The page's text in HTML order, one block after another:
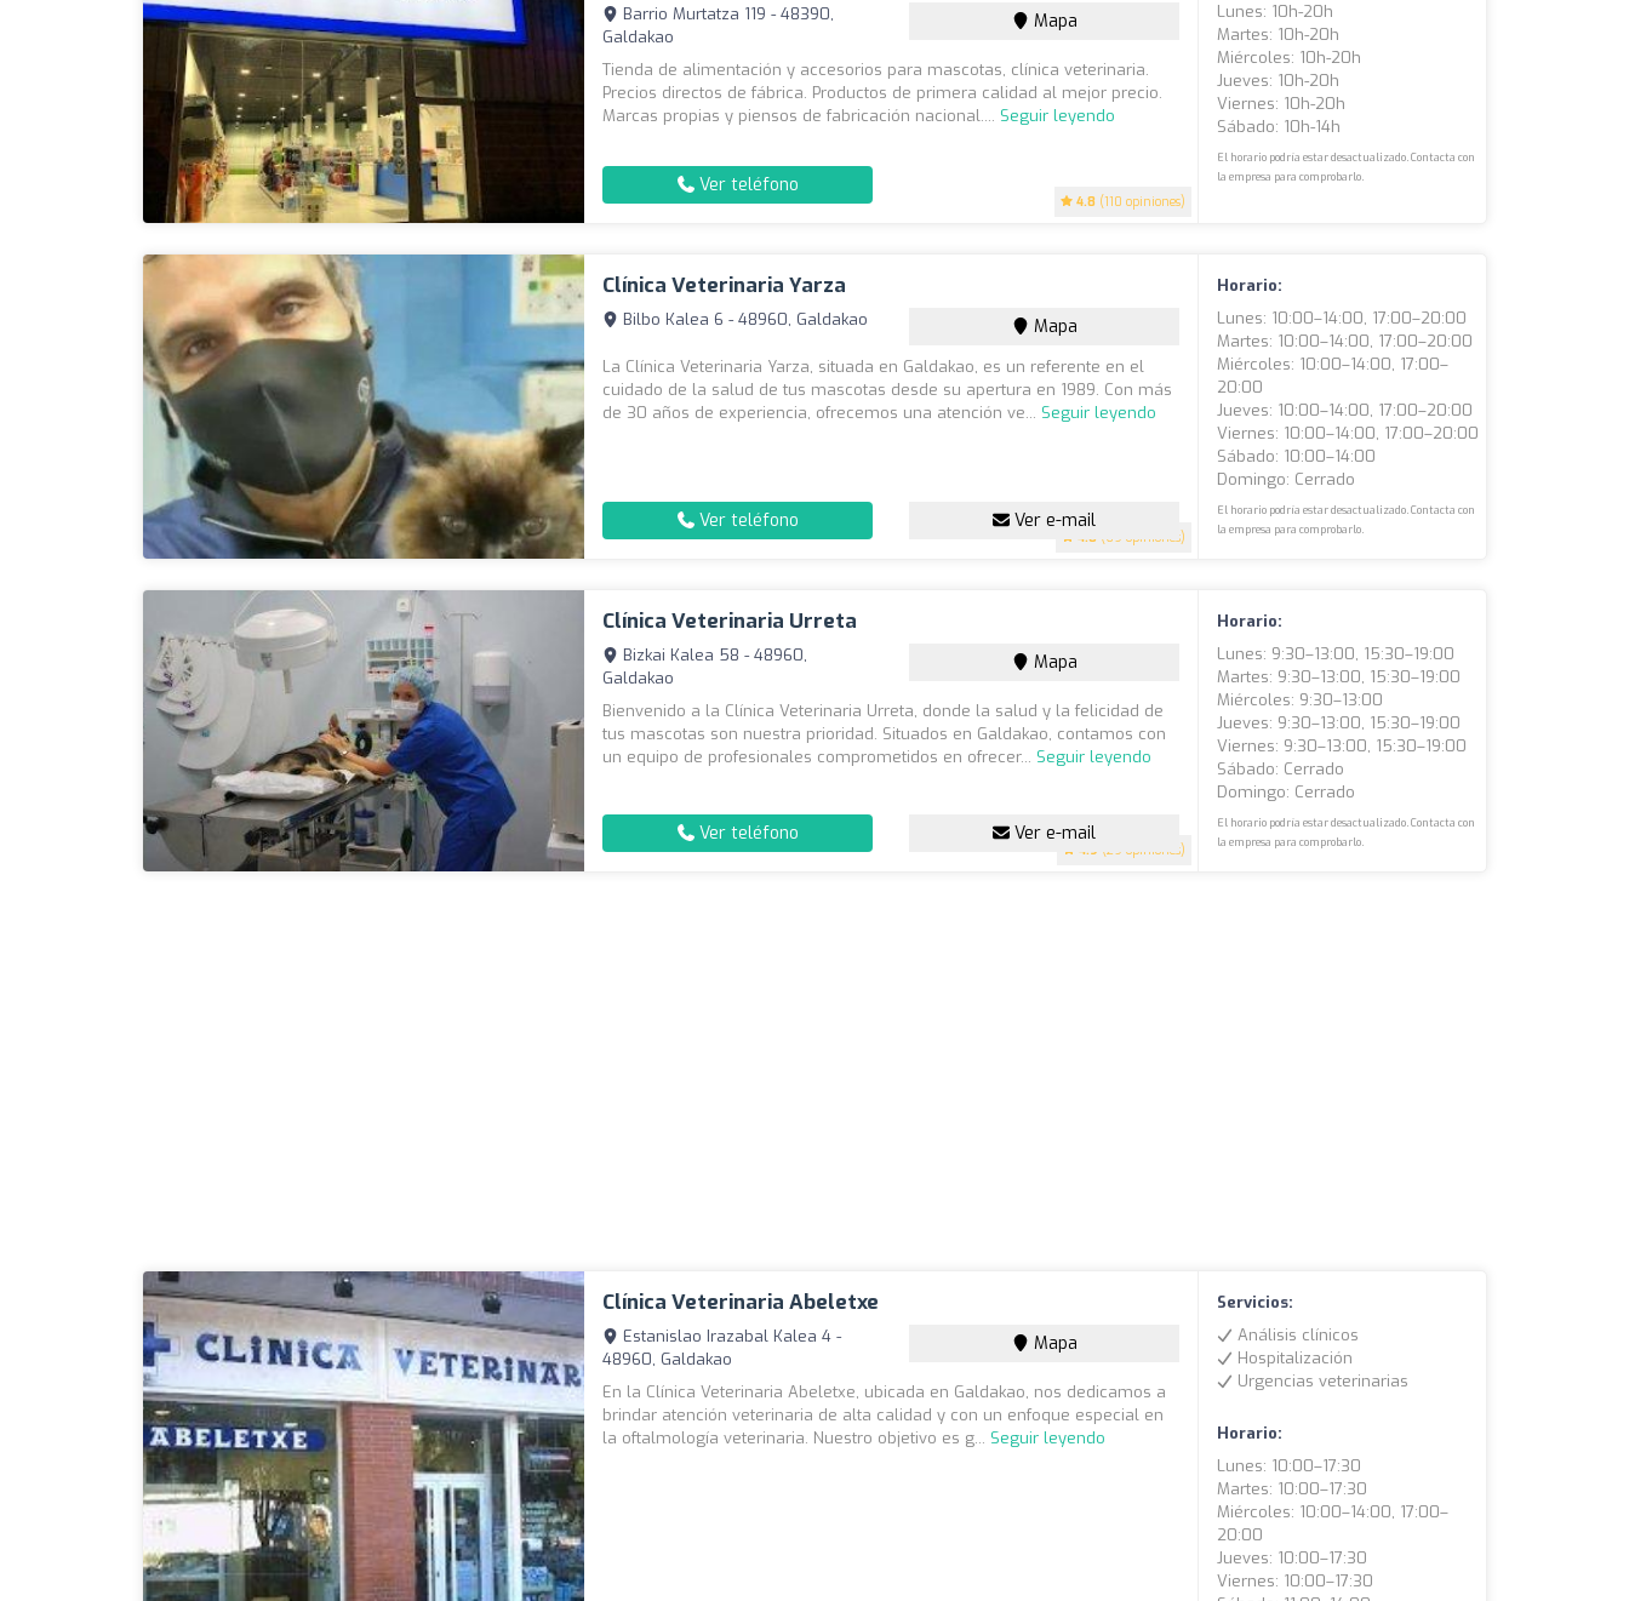
4.8 (110 opiniones)
Barrio Murtatza 119 - 48390,
Galdakao
Mapa
Tienda de alimentación y accesorios para mascotas, clínica veterinaria.
Precios directos de fábrica. Productos de primera calidad al mejor precio.
Marcas propias y piensos de fabricación nacional.... Seguir leyendo
Ver teléfono
Lunes: 10h-20h
Martes: 10h-20h
Miércoles: 10h-20h
Jueves: 10h-20h
Viernes: 10h-20h
Sábado: 10h-14h
El horario podría estar desactualizado. Contacta con
la empresa para comprobarlo.
Clínica Veterinaria Yarza
4.8 (69 opiniones)
Bilbo Kalea 6 - 48960, Galdakao Mapa
La Clínica Veterinaria Yarza, situada en Galdakao, es un referente en el
cuidado de la salud de tus mascotas desde su apertura en 1989. Con más
de 30 años de experiencia, ofrecemos una atención ve... Seguir leyendo
Ver teléfono Ver e-mail
Horario:
Lunes: 10:00–14:00, 17:00–20:00
Martes: 10:00–14:00, 17:00–20:00
Miércoles: 10:00–14:00, 17:00–
20:00
Jueves: 10:00–14:00, 17:00–20:00
Viernes: 10:00–14:00, 17:00–20:00
Sábado: 10:00–14:00
Domingo: Cerrado
El horario podría estar desactualizado. Contacta con
la empresa para comprobarlo.
Clínica Veterinaria Urreta
4.9 (29 opiniones)
Bizkai Kalea 58 - 48960,
Galdakao
Mapa
Bienvenido a la Clínica Veterinaria Urreta, donde la salud y la felicidad de
tus mascotas son nuestra prioridad. Situados en Galdakao, contamos con
un equipo de profesionales comprometidos en ofrecer... Seguir leyendo
Ver teléfono Ver e-mail
Horario:
Lunes: 9:30–13:00, 15:30–19:00
Martes: 9:30–13:00, 15:30–19:00
Miércoles: 9:30–13:00
Jueves: 9:30–13:00, 15:30–19:00
Viernes: 9:30–13:00, 15:30–19:00
Sábado: Cerrado
Domingo: Cerrado
El horario podría estar desactualizado. Contacta con
la empresa para comprobarlo.
Clínica Veterinaria Abeletxe
Estanislao Irazabal Kalea 4 -
48960, Galdakao
Mapa
En la Clínica Veterinaria Abeletxe, ubicada en Galdakao, nos dedicamos a
brindar atención veterinaria de alta calidad y con un enfoque especial en
la oftalmología veterinaria. Nuestro objetivo es g... Seguir leyendo
Servicios:
Análisis clínicos
Hospitalización
Urgencias veterinarias
Horario:
Lunes: 10:00–17:30
Martes: 10:00–17:30
Miércoles: 10:00–14:00, 17:00–
20:00
Jueves: 10:00–17:30
Viernes: 10:00–17:30